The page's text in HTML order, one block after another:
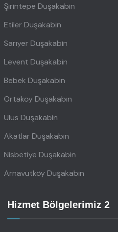
Şirintepe Duşakabin
Etiler Duşakabin
Sarıyer Duşakabin
Levent Duşakabin
Bebek Duşakabin
Ortaköy Duşakabin
Ulus Duşakabin
Akatlar Duşakabin
Nisbetiye Duşakabin
Arnavutköy Duşakabin
Hizmet Bölgelerimiz 2